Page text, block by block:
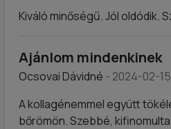
Kiváló minőségű. Jól oldódik.
Ajánlom mindenkinek
Ocsovai Dávidné - 2024-02-15
A kollagénemmel együtt
bőrömön. Szebbé,